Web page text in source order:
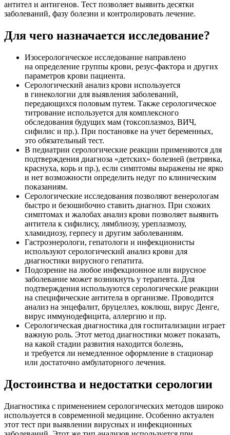
антител и антигенов. Тест позволяет выявить десятки
заболеваний, фазу болезни и контролировать лечение.
Для чего назначается исследование?
Изосерологическое исследование направлено
на определение группы крови, резус-фактора и других
параметров крови пациента.
Серологический анализ крови используется
в гинекологии для выявления заболеваний,
передающихся половым путем. Также серологическое
титрование используется для комплексного
обследования будущих мам (токсоплазмоз, ВИЧ,
сифилис и пр.). При постановке на учет беременных,
это обязательный тест.
В педиатрии серологические реакции применяются для
подтверждения диагноза «детских» болезней (ветрянка,
краснуха, корь и пр.), если симптомы выражены не ярко
и нет возможности определить недуг по клиническим
показаниям.
Серологические исследования позволяют венерологам
быстро и безошибочно ставить диагноз. При схожих
симптомах и жалобах анализ крови позволяет выявить
антитела к сифилису, лямблиозу, уреплазмозу,
хламидиозу, герпесу и другим заболеваниям.
Гастроэнерологи, гепатологи и инфекционисты
используют серологический анализ крови для
диагностики вирусного гепатита.
Подозрение на любое инфекционное или вирусное
заболевание может возникнуть у терапевта. Для
подтверждения используются серологические реакции
на специфические антитела в организме. Проводится
анализ на энцефалит, бруцеллез, коклюш, вирус Денге,
вирус иммунодефицита, аллергию и пр.
Серологическая диагностика для госпитализации играет
важную роль. Этот метод диагностики может показать,
на какой стадии развития находится болезнь,
и требуется ли немедленное оформление в стационар
или достаточно амбулаторного лечения.
Достоинства и недостатки серологии
Диагностика с применением серологических методов широко
используется в современной медицине. Особенно актуален
этот тест при выявлении вирусных и инфекционных